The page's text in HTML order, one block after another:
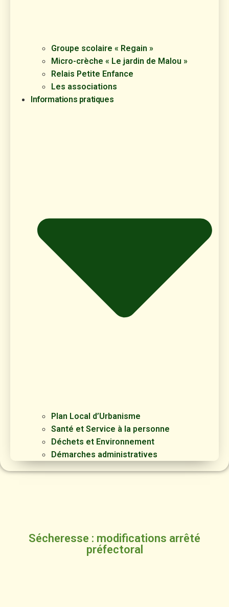
Groupe scolaire « Regain »
Micro-crèche « Le jardin de Malou »
Relais Petite Enfance
Les associations
Informations pratiques
Plan Local d’Urbanisme
Santé et Service à la personne
Déchets et Environnement
Démarches administratives
Sécheresse : modifications arrêté
préfectoral